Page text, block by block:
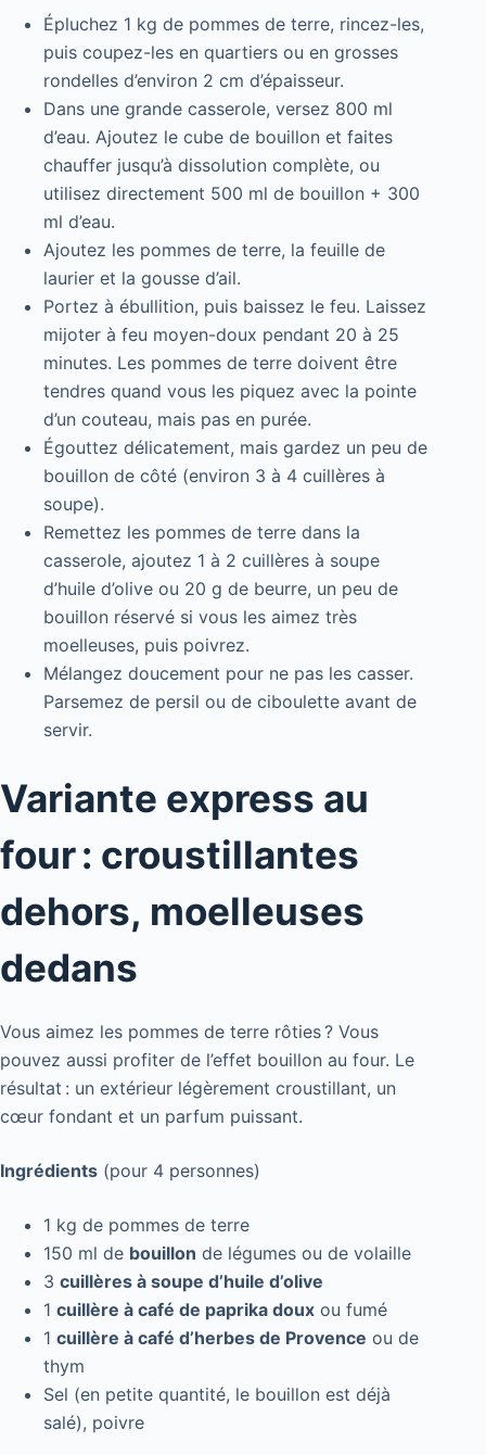
Épluchez 1 kg de pommes de terre, rincez-les,
puis coupez-les en quartiers ou en grosses
rondelles d’environ 2 cm d’épaisseur.
Dans une grande casserole, versez 800 ml
d’eau. Ajoutez le cube de bouillon et faites
chauffer jusqu’à dissolution complète, ou
utilisez directement 500 ml de bouillon + 300
ml d’eau.
Ajoutez les pommes de terre, la feuille de
laurier et la gousse d’ail.
Portez à ébullition, puis baissez le feu. Laissez
mijoter à feu moyen-doux pendant 20 à 25
minutes. Les pommes de terre doivent être
tendres quand vous les piquez avec la pointe
d’un couteau, mais pas en purée.
Égouttez délicatement, mais gardez un peu de
bouillon de côté (environ 3 à 4 cuillères à
soupe).
Remettez les pommes de terre dans la
casserole, ajoutez 1 à 2 cuillères à soupe
d’huile d’olive ou 20 g de beurre, un peu de
bouillon réservé si vous les aimez très
moelleuses, puis poivrez.
Mélangez doucement pour ne pas les casser.
Parsemez de persil ou de ciboulette avant de
servir.
Variante express au
four : croustillantes
dehors, moelleuses
dedans
Vous aimez les pommes de terre rôties ? Vous
pouvez aussi profiter de l’effet bouillon au four. Le
résultat : un extérieur légèrement croustillant, un
cœur fondant et un parfum puissant.
Ingrédients (pour 4 personnes)
1 kg de pommes de terre
150 ml de bouillon de légumes ou de volaille
3 cuillères à soupe d’huile d’olive
1 cuillère à café de paprika doux ou fumé
1 cuillère à café d’herbes de Provence ou de
thym
Sel (en petite quantité, le bouillon est déjà
salé), poivre